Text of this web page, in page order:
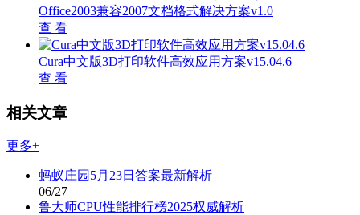
Office2003兼容2007文档格式解决方案v1.0
查 看
Cura中文版3D打印软件高效应用方案v15.04.6
查 看
相关文章
更多+
蚂蚁庄园5月23日答案最新解析
06/27
鲁大师CPU性能排行榜2025权威解析